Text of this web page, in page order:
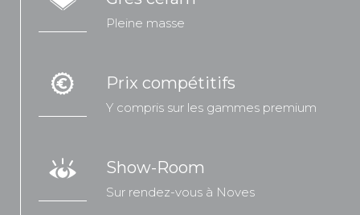
Pleine masse
Prix compétitifs
Y compris sur les gammes premium
Show-Room
Sur rendez-vous à Noves